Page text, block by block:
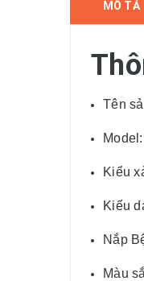
MÔ TẢ
Tên
Model:
Kiểu
Kiểu
Nắp
Màu